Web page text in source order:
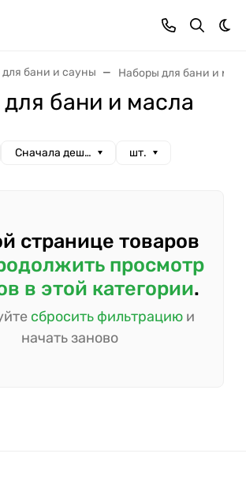
для бани и сауны Наборы для бани и
бани и масла
Сначала дешевые шт.
странице товаров
просмотр
в этой категории.
сбросить фильтрациюи
начать заново